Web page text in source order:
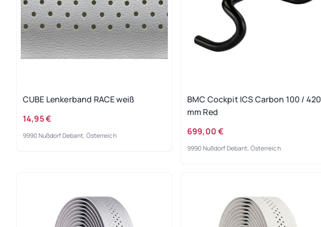
CUBE Lenkerband RACE weiß
14,95 €
9990 Nußdorf Debant, Österreich
BMC Cockpit ICS Carbon 100 / 420
mm Red
699,00 €
9990 Nußdorf Debant, Österreich